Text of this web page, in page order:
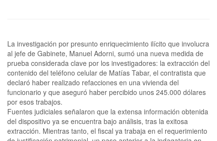
La investigación por presunto enriquecimiento ilícito que involucra
al jefe de Gabinete, Manuel Adorni, sumó una nueva medida de
prueba considerada clave por los investigadores: la extracción del
contenido del teléfono celular de Matías Tabar, el contratista que
declaró haber realizado refacciones en una vivienda del
funcionario y que aseguró haber percibido unos 245.000 dólares
por esos trabajos.
Fuentes judiciales señalaron que la extensa información obtenida
del dispositivo ya se encuentra bajo análisis, tras la exitosa
extracción. Mientras tanto, el fiscal ya trabaja en el requerimiento